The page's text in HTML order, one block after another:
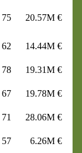
75 20.57M €
62 14.44M €
78 19.31M €
67 19.78M €
71 28.06M €
57 6.26M €